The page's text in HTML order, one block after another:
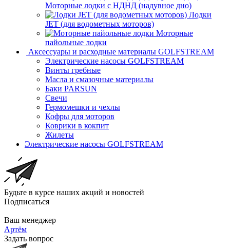
Моторные лодки с НДНД (надувное дно)
Лодки
JET (для водометных моторов)
Моторные
пайольные лодки
Аксессуары и расходные материалы GOLFSTREAM
Электрические насосы GOLFSTREAM
Винты гребные
Масла и смазочные материалы
Баки PARSUN
Свечи
Гермомешки и чехлы
Кофры для моторов
Коврики в кокпит
Жилеты
Электрические насосы GOLFSTREAM
Будьте в курсе наших акций и новостей
Подписаться
Ваш менеджер
Артём
Задать вопрос